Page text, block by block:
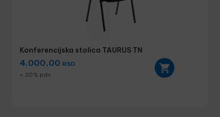
Konferencijska stolica TAURUS TN
4.000,00 RSD
+ 20% pdv